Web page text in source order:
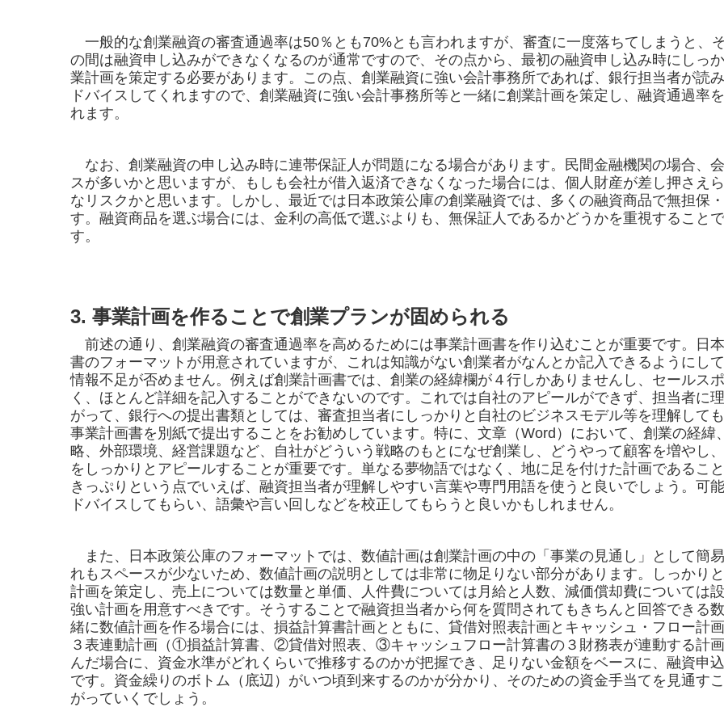
一般的な創業融資の審査通過率は50％とも70%とも言われますが、審査に一度落ちてしまうと、
の間は融資申し込みができなくなるのが通常ですので、その点から、最初の融資申し込み時にしっ
業計画を策定する必要があります。この点、創業融資に強い会計事務所であれば、銀行担当者が読
ドバイスしてくれますので、創業融資に強い会計事務所等と一緒に創業計画を策定し、融資通過率
れます。
なお、創業融資の申し込み時に連帯保証人が問題になる場合があります。民間金融機関の場合、
スが多いかと思いますが、もしも会社が借入返済できなくなった場合には、個人財産が差し押さえ
なリスクかと思います。しかし、最近では日本政策公庫の創業融資では、多くの融資商品で無担保
す。融資商品を選ぶ場合には、金利の高低で選ぶよりも、無保証人であるかどうかを重視すること
す。
3. 事業計画を作ることで創業プランが固められる
前述の通り、創業融資の審査通過率を高めるためには事業計画書を作り込むことが重要です。日
書のフォーマットが用意されていますが、これは知識がない創業者がなんとか記入できるようにし
情報不足が否めません。例えば創業計画書では、創業の経緯欄が４行しかありませんし、セールス
く、ほとんど詳細を記入することができないのです。これでは自社のアピールができず、担当者に
がって、銀行への提出書類としては、審査担当者にしっかりと自社のビジネスモデル等を理解して
事業計画書を別紙で提出することをお勧めしています。特に、文章（Word）において、創業の経
略、外部環境、経営課題など、自社がどういう戦略のもとになぜ創業し、どうやって顧客を増やし
をしっかりとアピールすることが重要です。単なる夢物語ではなく、地に足を付けた計画であるこ
きっぷりという点でいえば、融資担当者が理解しやすい言葉や専門用語を使うと良いでしょう。可
ドバイスしてもらい、語彙や言い回しなどを校正してもらうと良いかもしれません。
また、日本政策公庫のフォーマットでは、数値計画は創業計画の中の「事業の見通し」として簡
れもスペースが少ないため、数値計画の説明としては非常に物足りない部分があります。しっかり
計画を策定し、売上については数量と単価、人件費については月給と人数、減価償却費については
強い計画を用意すべきです。そうすることで融資担当者から何を質問されてもきちんと回答できる
緒に数値計画を作る場合には、損益計算書計画とともに、貸借対照表計画とキャッシュ・フロー計
３表連動計画（①損益計算書、②貸借対照表、③キャッシュフロー計算書の３財務表が連動する計
んだ場合に、資金水準がどれくらいで推移するのかが把握でき、足りない金額をベースに、融資申
です。資金繰りのボトム（底辺）がいつ頃到来するのかが分かり、そのための資金手当てを見通す
がっていくでしょう。